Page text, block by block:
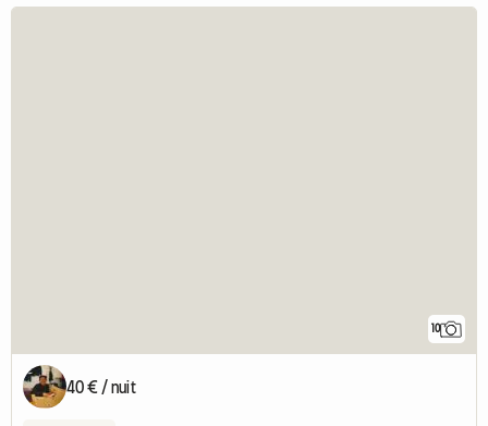
10
40 € / nuit